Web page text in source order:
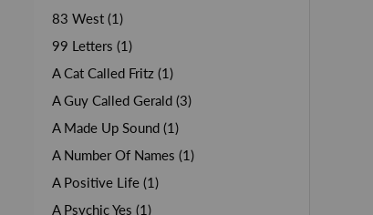
83 West (1)
99 Letters (1)
A Cat Called Fritz (1)
A Guy Called Gerald (3)
A Made Up Sound (1)
A Number Of Names (1)
A Positive Life (1)
A Psychic Yes (1)